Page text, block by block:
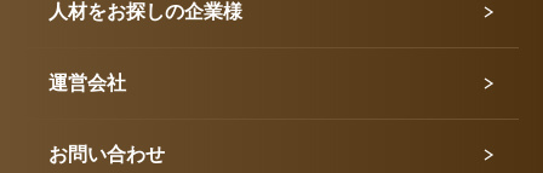
人材をお探しの企業様
運営会社
お問い合わせ